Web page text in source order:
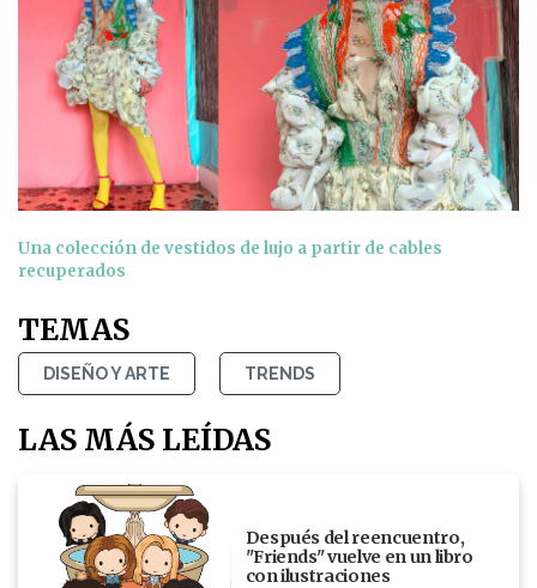
Una colección de vestidos de lujo a partir de cables
recuperados
TEMAS
DISEÑO Y ARTE TRENDS
LAS MÁS LEÍDAS
Después del reencuentro,
"Friends" vuelve en un libro
con ilustraciones